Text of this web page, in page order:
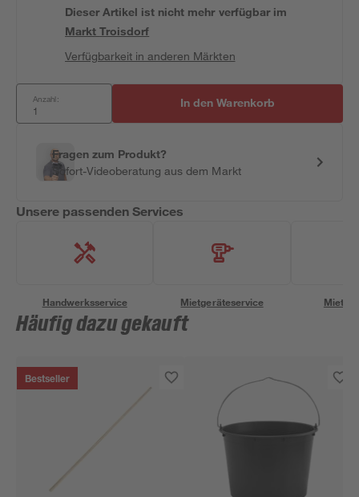
Dieser Artikel ist nicht mehr verfügbar im
MarktTroisdorf
Verfügbarkeit in anderen Märkten
Anzahl: In den Warenkorb
Fragen zum Produkt?
Sofort-Videoberatung aus dem Markt
Unsere passenden Services
Handwerksservice Mietgeräteservice
Häufig dazu gekauft
Bestseller